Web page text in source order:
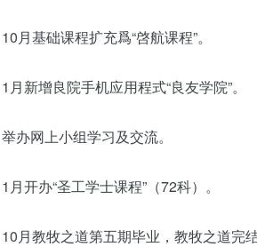
10月基础课程扩充爲“啓航课程”。
1月新增良院手机应用程式“良友学院”。
举办网上小组学习及交流。
1月开办“圣工学士课程”（72科）。
10月教牧之道第五期毕业，教牧之道完结